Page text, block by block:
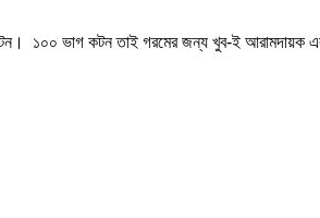
কটন। ১০০ ভাগ কটন তাই গরমের জন্য খুব-ই আরামদায়ক